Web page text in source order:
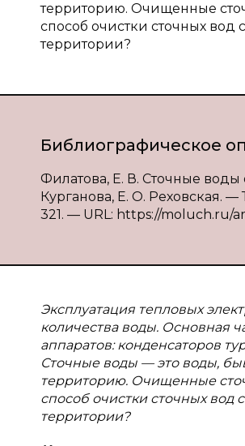
территорию. Очищенные
способ очистки сточных
территории?
Библиографическое
Филатова, Е. В. Сточные воды
Курганова, Е. О. Реховская.
321. — URL: https://moluch.ru/
Эксплуатация тепловых
количества воды. Основная
аппаратов: конденсаторов
Сточные воды — это воды,
территорию. Очищенные
способ очистки сточных
территории?